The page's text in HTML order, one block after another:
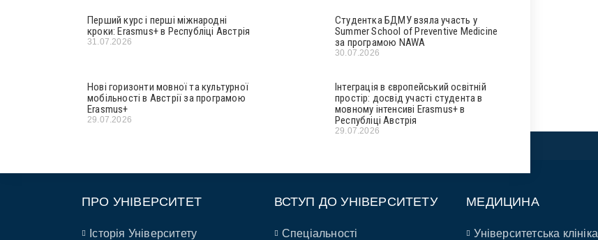
Перший курс і перші міжнародні
кроки: Erasmus+ в Республіці Австрія
31.07.2026
Студентка БДМУ взяла участь у
Summer School of Preventive Medicine
за програмою NAWA
30.07.2026
Нові горизонти мовної та культурної
мобільності в Австрії за програмою
Erasmus+
29.07.2026
Інтеграція в європейський освітній
простір: досвід участі студента в
мовному інтенсиві Erasmus+ в
Республіці Австрія
29.07.2026
ПРО УНІВЕРСИТЕТ
Історія Університету
ВСТУП ДО УНІВЕРСИТЕТУ
Спеціальності
МЕДИЦИНА
Університетська клініка